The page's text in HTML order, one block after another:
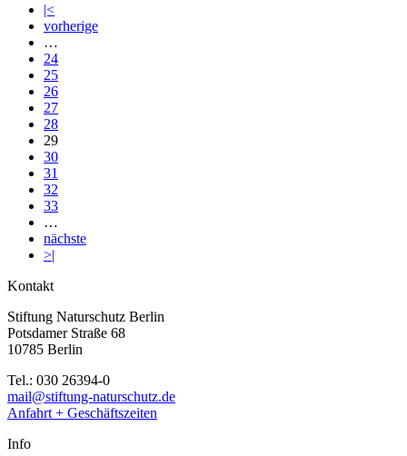
|<
vorherige
…
24
25
26
27
28
29
30
31
32
33
…
nächste
>|
Kontakt
Stiftung Naturschutz Berlin
Potsdamer Straße 68
10785 Berlin
Tel.: 030 26394-0
mail@stiftung-naturschutz.de
Anfahrt + Geschäftszeiten
Info